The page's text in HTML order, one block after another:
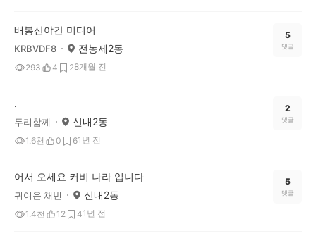
배봉산야간 미디어
KRBVDF8 전농제2동
293 4 28개월 전
5
댓글
.
두리함께 신내2동
1.6천 0 61년 전
2
댓글
어서 오세요 커비 나라 입니다
귀여운 채빈 신내2동
1.4천 12 41년 전
5
댓글